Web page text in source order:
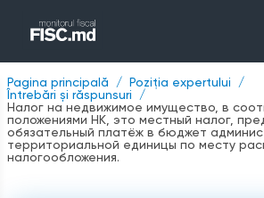
Pagina principală
Poziția expertului
Întrebări și răspunsuri
Налог на недвижимое имущество, в
положениями НК, это местный налог,
обязательный платёж в бюджет
территориальной единицы по месту
налогообложения.